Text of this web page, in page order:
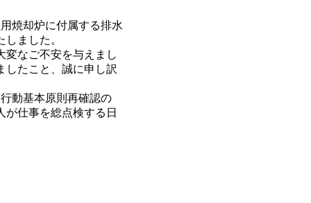
焼却炉に付属する排水
ました。
変なご不安を与えまし
したこと、誠に申し訳
動基本原則再確認の
が仕事を総点検する日